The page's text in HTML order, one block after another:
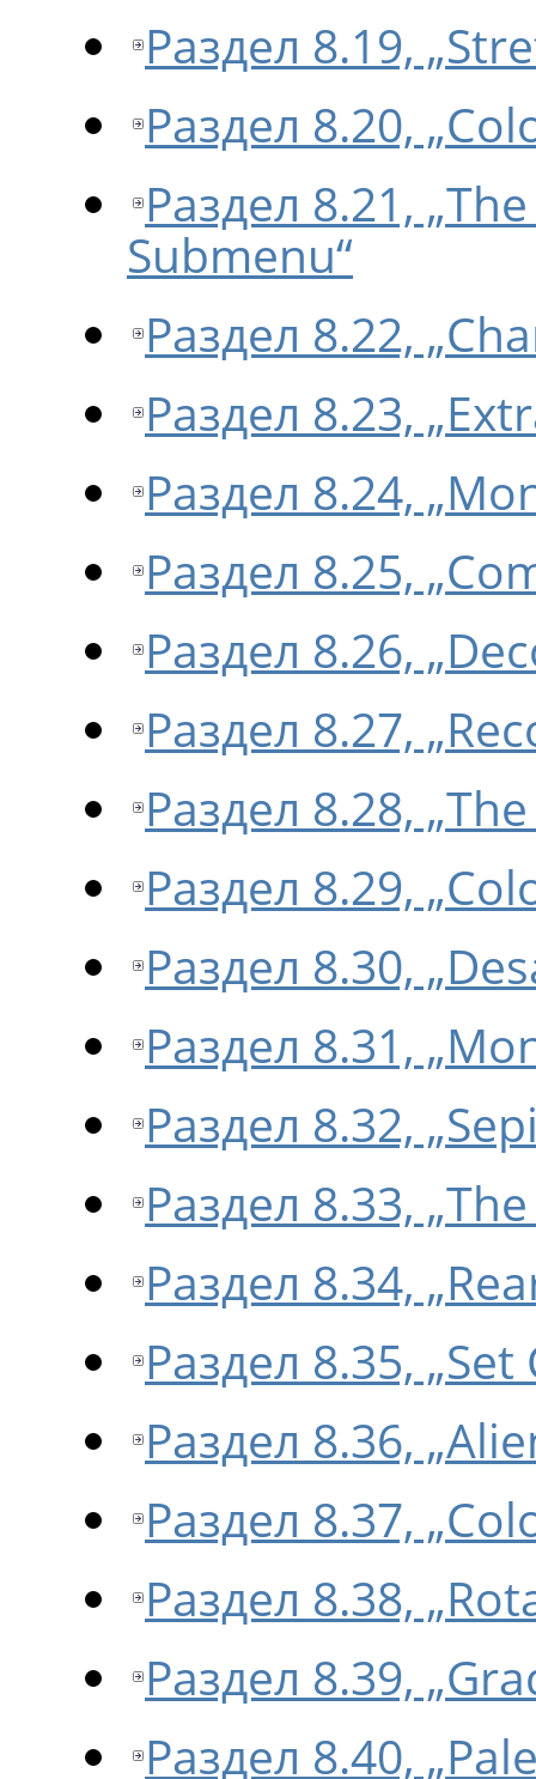
Раздел 8.19,
Раздел 8.20,
Раздел 8.21,
Submenu“
Раздел 8.22,
Раздел 8.23,
Раздел 8.24,
Раздел 8.25,
Раздел 8.26,
Раздел 8.27,
Раздел 8.28,
Раздел 8.29,
Раздел 8.30,
Раздел 8.31,
Раздел 8.32,
Раздел 8.33,
Раздел 8.34,
Раздел 8.35,
Раздел 8.36,
Раздел 8.37,
Раздел 8.38,
Раздел 8.39,
Раздел 8.40,